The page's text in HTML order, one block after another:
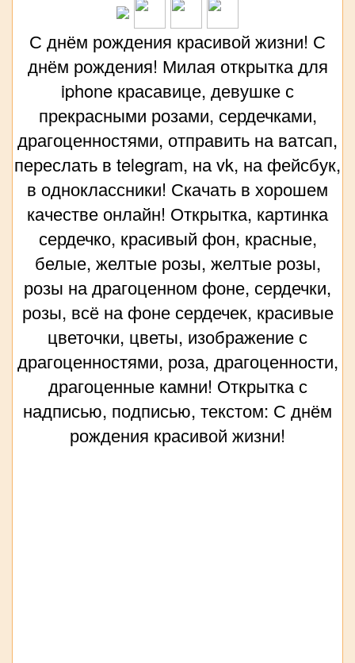
С днём рождения красивой жизни! С
днём рождения! Милая открытка для
iphone красавице, девушке с
прекрасными розами, сердечками,
драгоценностями, отправить на ватсап,
переслать в telegram, на vk, на фейсбук,
в одноклассники! Скачать в хорошем
качестве онлайн! Открытка, картинка
сердечко, красивый фон, красные,
белые, желтые розы, желтые розы,
розы на драгоценном фоне, сердечки,
розы, всё на фоне сердечек, красивые
цветочки, цветы, изображение с
драгоценностями, роза, драгоценности,
драгоценные камни! Открытка с
надписью, подписью, текстом: С днём
рождения красивой жизни!